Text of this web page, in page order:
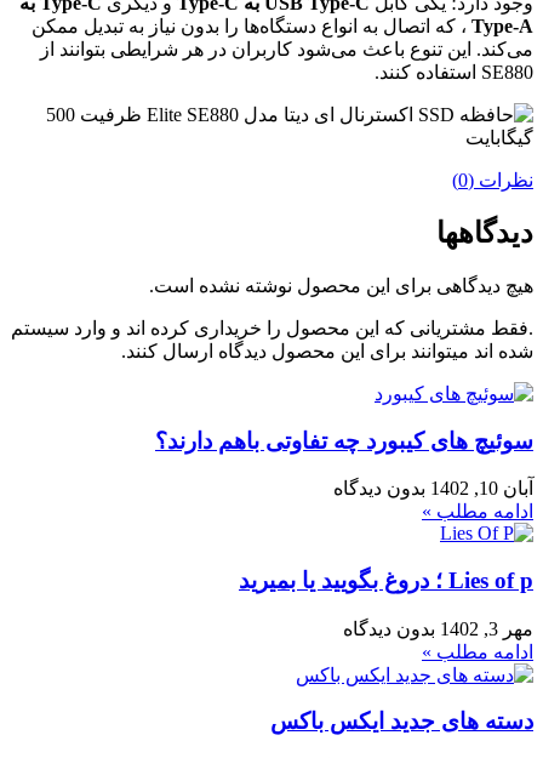
Type-A ، که اتصال به انواع دستگاه‌ها را بدون نیاز به تبدیل ممکن
می‌کند. این تنوع باعث می‌شود کاربران در هر شرایطی بتوانند از
SE880 استفاده کنند.
نظرات (0)
دیدگاهها
هیچ دیدگاهی برای این محصول نوشته نشده است.
.فقط مشتریانی که این محصول را خریداری کرده اند و وارد سیستم
شده اند میتوانند برای این محصول دیدگاه ارسال کنند.
سوئیچ های کیبورد چه تفاوتی باهم دارند؟
آبان 10, 1402
بدون دیدگاه
ادامه مطلب »
Lies of p ؛ دروغ بگویید یا بمیرید
مهر 3, 1402
بدون دیدگاه
ادامه مطلب »
دسته های جدید ایکس باکس